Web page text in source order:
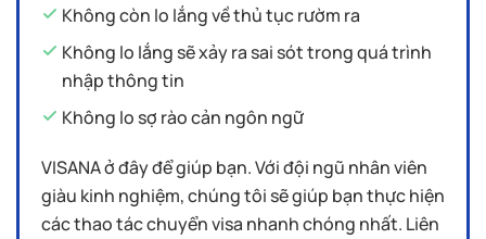
Không còn lo lắng về thủ tục rườm ra
Không lo lắng sẽ xảy ra sai sót trong quá trình
nhập thông tin
Không lo sợ rào cản ngôn ngữ
VISANA ở đây để giúp bạn. Với đội ngũ nhân viên
giàu kinh nghiệm, chúng tôi sẽ giúp bạn thực hiện
các thao tác chuyển visa nhanh chóng nhất. Liên